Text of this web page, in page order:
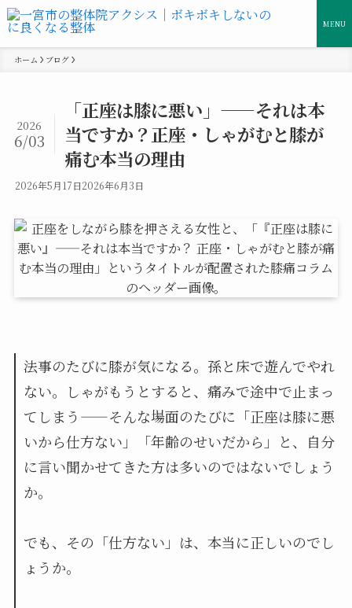
MENU
ホーム ブログ
「正座は膝に悪い」——それは本
当ですか？正座・しゃがむと膝が
痛む本当の理由
2026
6/03
2026年5月17日2026年6月3日
法事のたびに膝が気になる。孫と床で遊んでやれ
ない。しゃがもうとすると、痛みで途中で止まっ
てしまう——そんな場面のたびに「正座は膝に悪
いから仕方ない」「年齢のせいだから」と、自分
に言い聞かせてきた方は多いのではないでしょう
か。
でも、その「仕方ない」は、本当に正しいのでし
ょうか。